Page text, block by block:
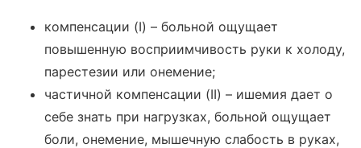
компенсации (I) – больной ощущает
повышенную восприимчивость руки к холоду,
парестезии или онемение;
частичной компенсации (II) – ишемия дает о
себе знать при нагрузках, больной ощущает
боли, онемение, мышечную слабость в руках,